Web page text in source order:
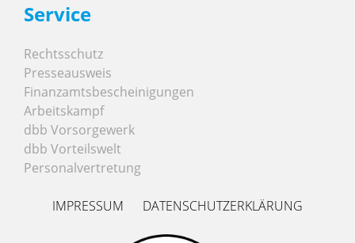
Service
Rechtsschutz
Presseausweis
Finanzamtsbescheinigungen
Arbeitskampf
dbb Vorsorgewerk
dbb Vorteilswelt
Personalvertretung
IMPRESSUM DATENSCHUTZERKLÄRUNG